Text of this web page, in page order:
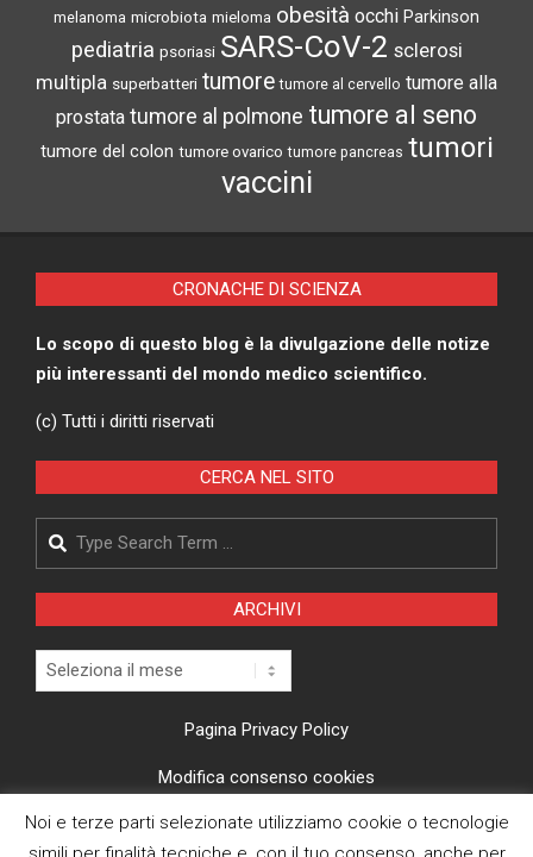
melanoma microbiota mieloma obesità occhi Parkinson
pediatria psoriasi SARS-CoV-2 sclerosi
multipla superbatteri tumore tumore al cervello tumore alla
prostata tumore al polmone tumore al seno
tumore del colon tumore ovarico tumore pancreas tumori
vaccini
CRONACHE DI SCIENZA
Lo scopo di questo blog è la divulgazione delle notize
più interessanti del mondo medico scientifico.
(c) Tutti i diritti riservati
CERCA NEL SITO
Search
ARCHIVI
Archivi
Pagina Privacy Policy
Modifica consenso cookies
CI TROVI ANCHE SU
Noi e terze parti selezionate utilizziamo cookie o tecnologie